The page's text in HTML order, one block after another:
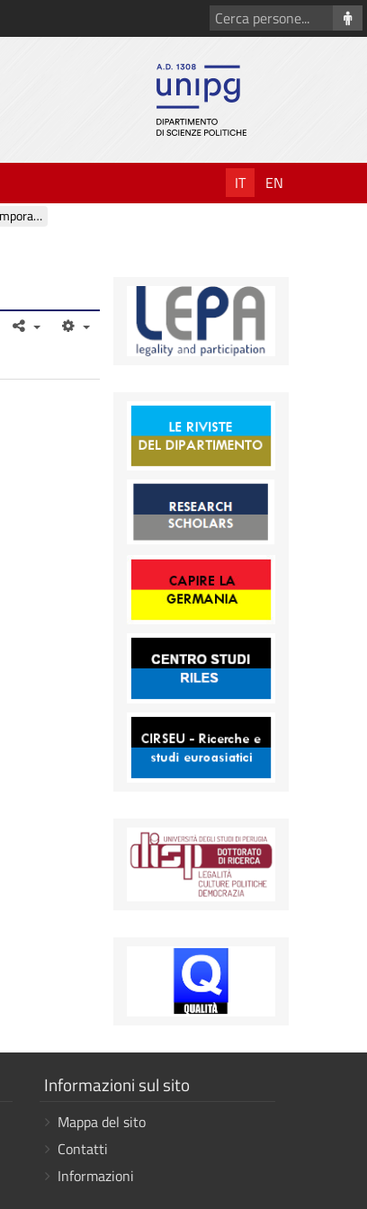
Cerca
persone
IT EN
Modelli politici e World Governance in età moderna e contemporanea
Mostra
link
Informazioni sul sito
Mappa del sito
Contatti
Informazioni